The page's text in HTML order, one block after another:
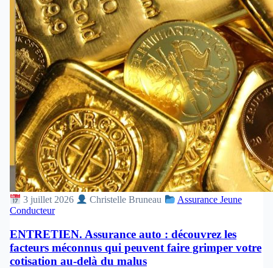
3 juillet 2026 Christelle Bruneau
Assurance Jeune
Conducteur
ENTRETIEN. Assurance auto : découvrez les
facteurs méconnus qui peuvent faire grimper votre
cotisation au-delà du malus